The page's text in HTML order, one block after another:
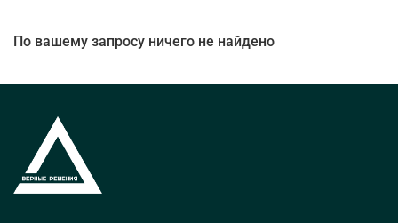
По вашему запросу ничего не найдено